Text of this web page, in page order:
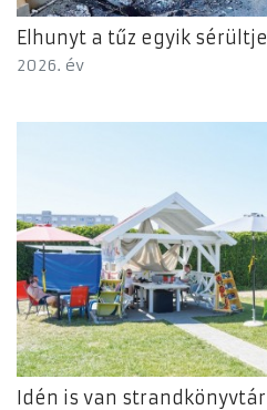
Elhunyt a tűz egyik sérültje
2026. év
Idén is van strandkönyvtár